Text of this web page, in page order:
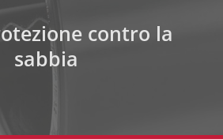
contro la
sabbia